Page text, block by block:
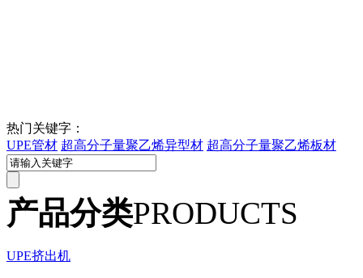
热门关键字：
UPE管材 超高分子量聚乙烯异型材 超高分子量聚乙烯板材
产品分类PRODUCTS
UPE挤出机